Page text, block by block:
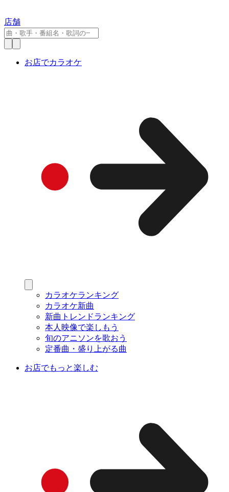
店舗
お店でカラオケ
カラオケランキング
カラオケ新曲
新曲トレンドランキング
本人映像で楽しもう
旬のアニソンを歌おう
定番曲・盛り上がる曲
お店でもっと楽しむ